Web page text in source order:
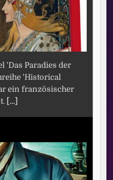
'Das Paradies der
'Historical
ein französischer
[...]